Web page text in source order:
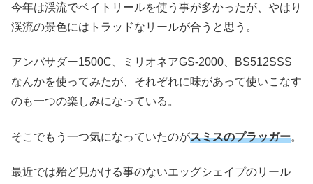
今年は渓流でベイトリールを使う事が多かったが、やはり
渓流の景色にはトラッドなリールが合うと思う。
アンバサダー1500C、ミリオネアGS-2000、BS512SSS
なんかを使ってみたが、それぞれに味があって使いこなす
のも一つの楽しみになっている。
そこでもう一つ気になっていたのがスミスのプラッガー。
最近では殆ど見かける事のないエッグシェイプのリール